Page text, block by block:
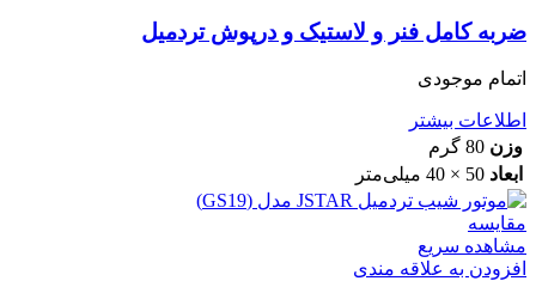
ضربه کامل فنر و لاستیک و درپوش تردمیل
اتمام موجودی
اطلاعات بیشتر
وزن 80 گرم
ابعاد 50 × 40 میلی‌متر
مقایسه
مشاهده سریع
افزودن به علاقه مندی